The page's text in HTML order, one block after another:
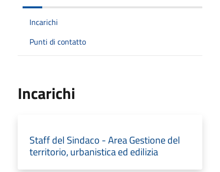
Incarichi
Punti di contatto
Incarichi
Staff del Sindaco - Area Gestione del
territorio, urbanistica ed edilizia